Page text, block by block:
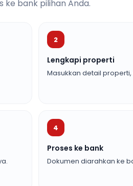
bank pilihan Anda.
2
Lengkapi properti
Masukkan detail
4
Proses ke bank
Dokumen diarahkan ke